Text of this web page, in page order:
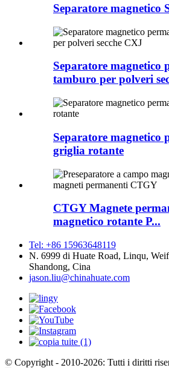
Separatore magnetico
Separatore magnetico
tamburo per polveri
Separatore magnetico
griglia rotante
CTGY Magnete
magnetico rotante P...
Tel: +86 15963648119
N. 6999 di Huate Road, Linqu,
Shandong, Cina
jason.liu@chinahuate.com
© Copyright - 2010-2026: Tutti i diritti